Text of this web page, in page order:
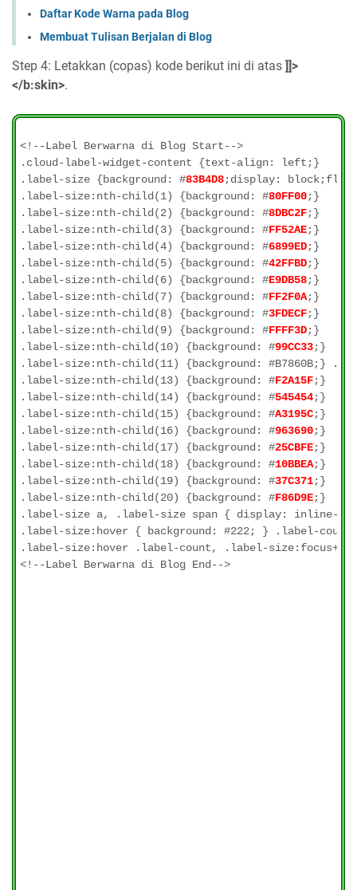
Daftar Kode Warna pada Blog
Membuat Tulisan Berjalan di Blog
Step 4: Letakkan (copas) kode berikut ini di atas ]]>
</b:skin>.
<!--Label Berwarna di Blog Start-->
.cloud-label-widget-content {text-align: left;}
.label-size {background: #83B4D8;display:
.label-size:nth-child(1) {background: #80FF00;}
.label-size:nth-child(2) {background: #8DBC2F;}
.label-size:nth-child(3) {background: #FF52AE;}
.label-size:nth-child(4) {background: #6899ED;}
.label-size:nth-child(5) {background: #42FFBD;}
.label-size:nth-child(6) {background: #E9DB58;}
.label-size:nth-child(7) {background: #FF2F0A;}
.label-size:nth-child(8) {background: #3FDECF;}
.label-size:nth-child(9) {background: #FFFF3D;}
.label-size:nth-child(10) {background: #99CC33;}
.label-size:nth-child(11) {background: #B7860B;}
.label-size:nth-child(13) {background: #F2A15F;}
.label-size:nth-child(14) {background: #545454;}
.label-size:nth-child(15) {background: #A3195C;}
.label-size:nth-child(16) {background: #963690;}
.label-size:nth-child(17) {background: #25CBFE;}
.label-size:nth-child(18) {background: #10BBEA;}
.label-size:nth-child(19) {background: #37C371;}
.label-size:nth-child(20) {background: #F86D9E;}
.label-size a, .label-size span { display: inline-
.label-size:hover { background: #222; } .label-
.label-size:hover .label-count, .label-
<!--Label Berwarna di Blog End-->